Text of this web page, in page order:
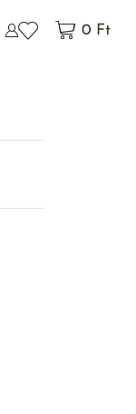
0 Ft